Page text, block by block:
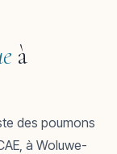
à
des poumons
à Woluwe-